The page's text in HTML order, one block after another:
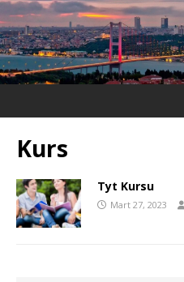
Kurs
Tyt Kursu
Mart 27, 2023